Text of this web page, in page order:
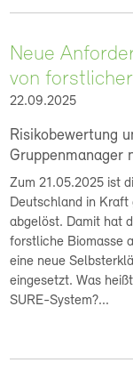
Neue
von
22.09.2025
Risikobewertung
Gruppenmanager
Zum 21.05.2025 ist
Deutschland in Kraft
abgelöst. Damit hat
forstliche Biomasse
eine neue
eingesetzt. Was
SURE-System?...